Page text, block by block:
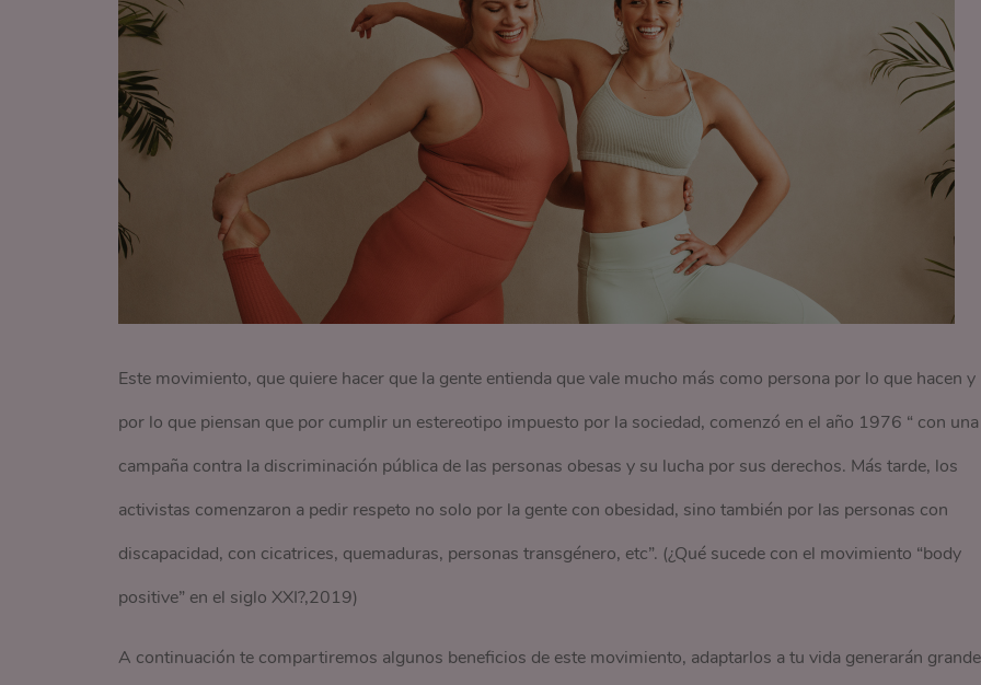
Este movimiento, que quiere hacer que la gente entienda que vale mucho más como persona por lo que hacen y
por lo que piensan que por cumplir un estereotipo impuesto por la sociedad, comenzó en el año 1976 “ con una
campaña contra la discriminación pública de las personas obesas y su lucha por sus derechos. Más tarde, los
activistas comenzaron a pedir respeto no solo por la gente con obesidad, sino también por las personas con
discapacidad, con cicatrices, quemaduras, personas transgénero, etc”. (¿Qué sucede con el movimiento “body
positive” en el siglo XXI?,2019)
A continuación te compartiremos algunos beneficios de este movimiento, adaptarlos a tu vida generarán